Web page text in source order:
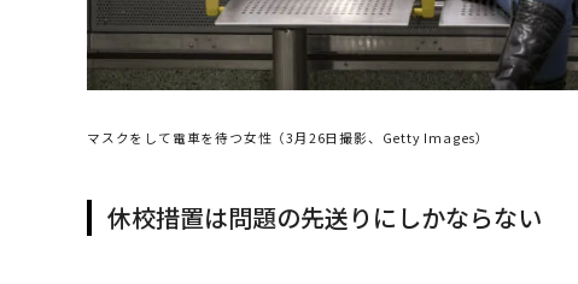
マスクをして電車を待つ女性（3月26日撮影、Getty Images）
休校措置は問題の先送りにしかならない